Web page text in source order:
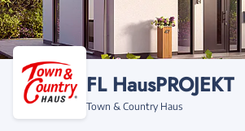
FL HausPROJEKT
Town & Country Haus